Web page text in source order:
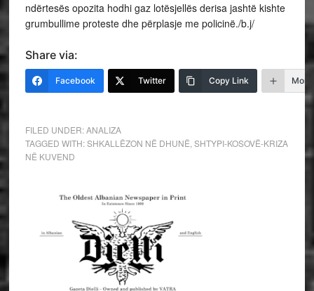
ndërtesës opozita hodhi gaz lotësjellës derisa jashtë kishte
grumbullime proteste dhe përplasje me policinë./b.j/
Share via:
Facebook Twitter Copy Link More
FILED UNDER:ANALIZA
TAGGED WITH:SHKALLËZON NË DHUNË SHTYPI-KOSOVË-KRIZA
NË KUVEND